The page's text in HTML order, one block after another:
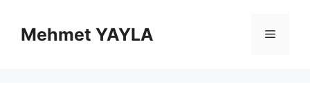
Mehmet YAYLA Menü